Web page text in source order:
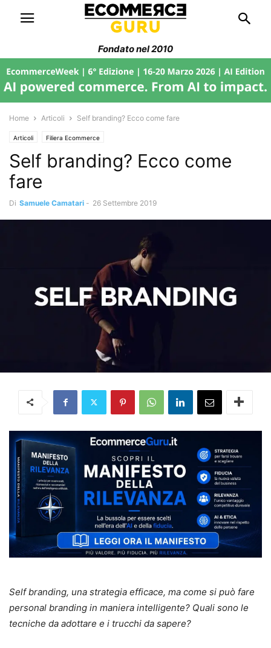
Fondato nel 2010
Home Articoli Self branding? Ecco come fare
Articoli Filiera Ecommerce
Self branding? Ecco come
fare
Di Samuele Camatari - 26 Settembre 2019
Self branding, una strategia efficace, ma come si può fare
personal branding in maniera intelligente? Quali sono le
tecniche da adottare e i trucchi da sapere?